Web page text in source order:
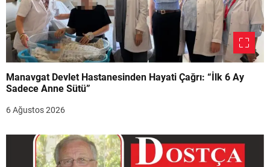
Manavgat Devlet Hastanesinden Hayati Çağrı: “İlk 6 Ay
Sadece Anne Sütü”
6 Ağustos 2026